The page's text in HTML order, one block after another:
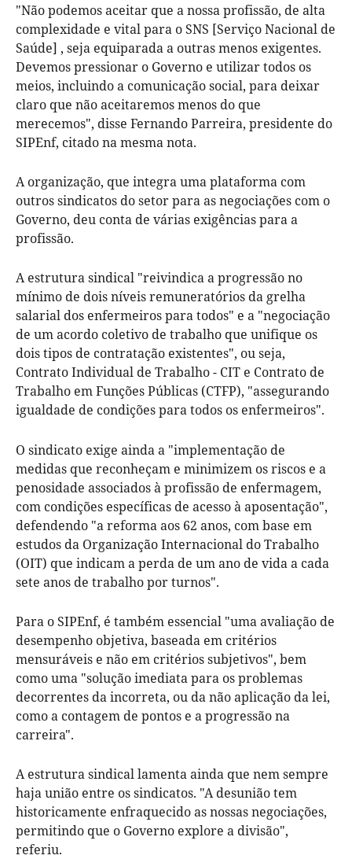
"Não podemos aceitar que a nossa profissão, de alta
complexidade e vital para o SNS [Serviço Nacional de
Saúde] , seja equiparada a outras menos exigentes.
Devemos pressionar o Governo e utilizar todos os
meios, incluindo a comunicação social, para deixar
claro que não aceitaremos menos do que
merecemos", disse Fernando Parreira, presidente do
SIPEnf, citado na mesma nota.
A organização, que integra uma plataforma com
outros sindicatos do setor para as negociações com o
Governo, deu conta de várias exigências para a
profissão.
A estrutura sindical "reivindica a progressão no
mínimo de dois níveis remuneratórios da grelha
salarial dos enfermeiros para todos" e a "negociação
de um acordo coletivo de trabalho que unifique os
dois tipos de contratação existentes", ou seja,
Contrato Individual de Trabalho - CIT e Contrato de
Trabalho em Funções Públicas (CTFP), "assegurando
igualdade de condições para todos os enfermeiros".
O sindicato exige ainda a "implementação de
medidas que reconheçam e minimizem os riscos e a
penosidade associados à profissão de enfermagem,
com condições específicas de acesso à aposentação",
defendendo "a reforma aos 62 anos, com base em
estudos da Organização Internacional do Trabalho
(OIT) que indicam a perda de um ano de vida a cada
sete anos de trabalho por turnos".
Para o SIPEnf, é também essencial "uma avaliação de
desempenho objetiva, baseada em critérios
mensuráveis e não em critérios subjetivos", bem
como uma "solução imediata para os problemas
decorrentes da incorreta, ou da não aplicação da lei,
como a contagem de pontos e a progressão na
carreira".
A estrutura sindical lamenta ainda que nem sempre
haja união entre os sindicatos. "A desunião tem
historicamente enfraquecido as nossas negociações,
permitindo que o Governo explore a divisão",
referiu.